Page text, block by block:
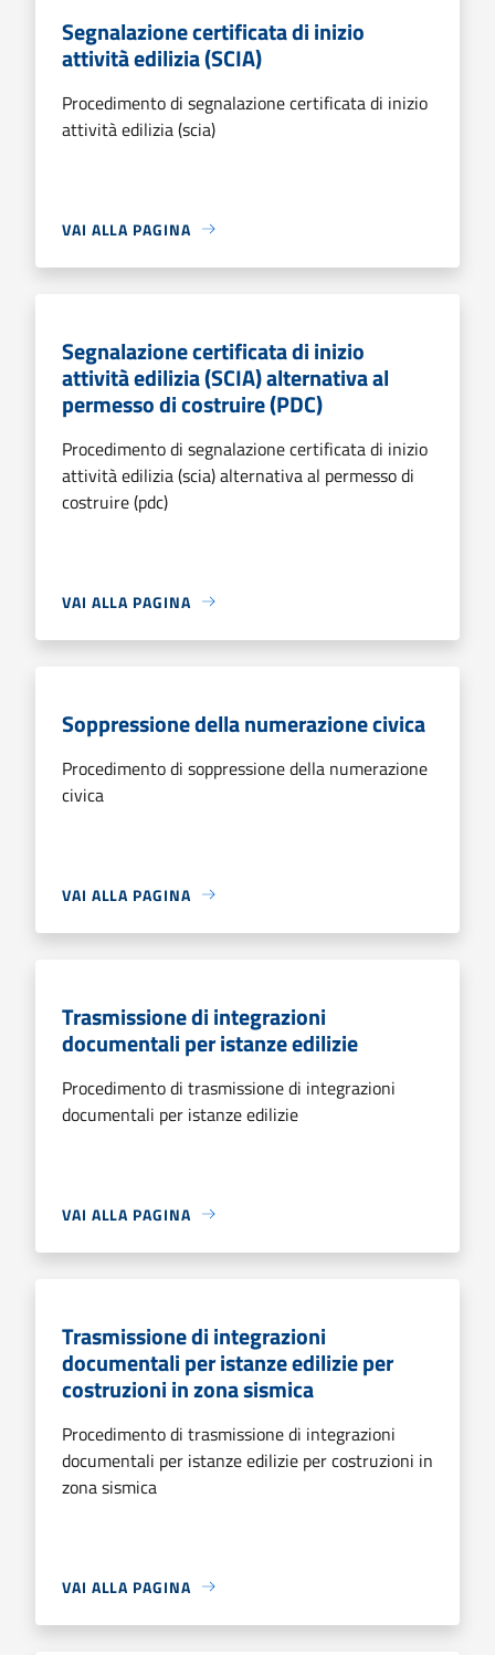
Segnalazione certificata di inizio
attività edilizia (SCIA)
Procedimento di segnalazione certificata di inizio
attività edilizia (scia)
VAI ALLA PAGINA
Segnalazione certificata di inizio
attività edilizia (SCIA) alternativa al
permesso di costruire (PDC)
Procedimento di segnalazione certificata di inizio
attività edilizia (scia) alternativa al permesso di
costruire (pdc)
VAI ALLA PAGINA
Soppressione della numerazione civica
Procedimento di soppressione della numerazione
civica
VAI ALLA PAGINA
Trasmissione di integrazioni
documentali per istanze edilizie
Procedimento di trasmissione di integrazioni
documentali per istanze edilizie
VAI ALLA PAGINA
Trasmissione di integrazioni
documentali per istanze edilizie per
costruzioni in zona sismica
Procedimento di trasmissione di integrazioni
documentali per istanze edilizie per costruzioni in
zona sismica
VAI ALLA PAGINA